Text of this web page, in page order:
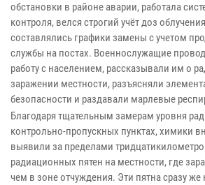
обстановки в районе аварии, работала
контроля, велся строгий учёт доз
составлялись графики замены с учетом
службы на постах. Военнослужащие
работу с населением, рассказывали им о
заражении местности, разъясняли
безопасности и раздавали марлевые
Благодаря тщательным замерам уровня
контрольно-пропускных пунктах, химики
выявили за пределами
радиационных пятен на местности, где
чем в зоне отчуждения. Эти пятна сразу